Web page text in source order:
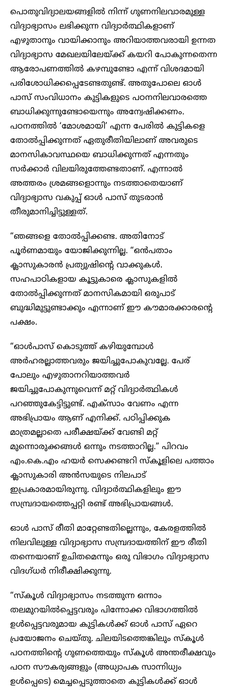
പൊതുവിദ്യാലയങ്ങളിൽ നിന്ന് ഗുണനിലവാരമുള്ള
വിദ്യാഭ്യാസം ലഭിക്കുന്ന വിദ്യാർത്ഥികളാണ്
എഴുതാനും വായിക്കാനും അറിയാത്തവരായി ഉന്നത
വിദ്യാഭ്യാസ മേഖലയിലേയ്ക്ക് കയറി പോകുന്നതെന്ന
ആരോപണത്തിൽ കഴമ്പുണ്ടോ എന്ന് വിശദമായി
പരിശോധിക്കപ്പെടേണ്ടതുണ്ട്. അതുപോലെ ഓൾ
പാസ് സംവിധാനം കുട്ടികളുടെ പഠനനിലവാരത്തെ
ബാധിക്കുന്നുണ്ടോയെന്നും അന്വേഷിക്കണം.
പഠനത്തിൽ ‘മോശമായി’ എന്ന പേരിൽ കുട്ടികളെ
തോൽപ്പിക്കുന്നത് ഏതുരീതിയിലാണ് അവരുടെ
മാനസികാവസ്ഥയെ ബാധിക്കുന്നത് എന്നതും
സർക്കാർ വിലയിരുത്തേണ്ടതാണ്. എന്നാൽ
അത്തരം ശ്രമങ്ങളൊന്നും നടത്താതെയാണ്
വിദ്യാഭ്യാസ വകുപ്പ് ഓൾ പാസ് തുടരാൻ
തീരുമാനിച്ചിട്ടുള്ളത്.
“ഞങ്ങളെ തോൽപ്പിക്കണ്ട. അതിനോട്
പൂർണമായും യോജിക്കുന്നില്ല. “ഒൻപതാം
ക്ലാസുകാരൻ പ്രത്യുഷിൻ്റെ വാക്കുകൾ.
സഹപാഠികളായ കൂട്ടുകാരെ ക്ലാസുകളിൽ
തോൽപ്പിക്കുന്നത് മാനസികമായി ഒരുപാട്
ബുദ്ധിമുട്ടുണ്ടാക്കും എന്നാണ് ഈ കൗമാരക്കാരൻ്റെ
പക്ഷം.
“ഓൾപാസ് കൊടുത്ത് കഴിയുമ്പോൾ
അർഹരല്ലാത്തവരും ജയിച്ചുപോകുവല്ലേ. പേര്
പോലും എഴുതാനറിയാത്തവർ
ജയിച്ചുപോകുന്നുവെന്ന് മറ്റ് വിദ്യാർത്ഥികൾ
പറഞ്ഞുകേട്ടിട്ടുണ്ട്. എക്സാം വേണം എന്ന
അഭിപ്രായം ആണ് എനിക്ക്. പഠിപ്പിക്കുക
മാത്രമല്ലാതെ പരീക്ഷയ്ക്ക് വേണ്ടി മറ്റ്
മുന്നൊരുക്കങ്ങൾ ഒന്നും നടത്താറില്ല.” പിറവം
എം.കെ.എം ഹയർ സെക്കണ്ടറി സ്കൂളിലെ പത്താം
ക്ലാസുകാരി അൻസയുടെ നിലപാട്
ഇപ്രകാരമായിരുന്നു. വിദ്യാർത്ഥികളിലും ഈ
സമ്പ്രദായത്തെപ്പറ്റി രണ്ട് അഭിപ്രായങ്ങൾ.
ഓൾ പാസ് രീതി മാറ്റേണ്ടതില്ലെന്നും, കേരളത്തിൽ
നിലവിലുള്ള വിദ്യാഭ്യാസ സമ്പ്രദായത്തിന് ഈ രീതി
തന്നെയാണ് ഉചിതമെന്നും ഒരു വിഭാ​ഗം വിദ്യാഭ്യാസ
വിദഗ്ധർ നിരീക്ഷിക്കുന്നു.
“സ്‌കൂൾ വിദ്യാഭ്യാസം നടത്തുന്ന ഒന്നാം
തലമുറയിൽപ്പെട്ടവരും പിന്നോക്ക വിഭാഗത്തിൽ
ഉൾപ്പെട്ടവരുമായ കുട്ടികൾക്ക് ഓൾ പാസ് ഏറെ
പ്രയോജനം ചെയ്തു. ചിലയിടത്തെങ്കിലും സ്കൂൾ
പഠനത്തിന്റെ ഗുണത്തെയും സ്‌കൂൾ അന്തരീക്ഷവും
പഠന സൗകര്യങ്ങളും (അധ്യാപക സാന്നിധ്യം
ഉൾപ്പെടെ) മെച്ചപ്പെടുത്താതെ കുട്ടികൾക്ക് ഓൾ